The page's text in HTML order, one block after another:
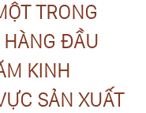
TRONG
HÀNG ĐẦU
KINH
SẢN XUẤT